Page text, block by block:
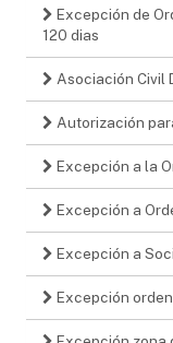
Excepción de
120 dias
Asociación Civil
Autorización
Excepción a la
Excepción a
Excepción a
Excepción